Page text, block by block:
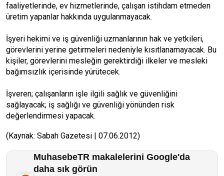
faaliyetlerinde, ev hizmetlerinde, çalışan istihdam etmeden
üretim yapanlar hakkında uygulanmayacak.
İşyeri hekimi ve iş güvenliği uzmanlarının hak ve yetkileri,
görevlerini yerine getirmeleri nedeniyle kısıtlanamayacak. Bu
kişiler, görevlerini mesleğin gerektirdiği ilkeler ve mesleki
bağımsızlık içerisinde yürütecek.
İşveren; çalışanların işle ilgili sağlık ve güvenliğini
sağlayacak; iş sağlığı ve güvenliği yönünden risk
değerlendirmesi yapacak.
(Kaynak: Sabah Gazetesi | 07.06.2012)
MuhasebeTR makalelerini Google'da
daha sık görün